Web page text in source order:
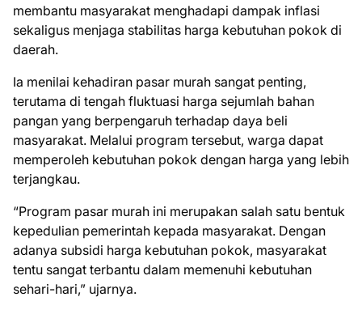
membantu masyarakat menghadapi dampak inflasi
sekaligus menjaga stabilitas harga kebutuhan pokok di
daerah.
Ia menilai kehadiran pasar murah sangat penting,
terutama di tengah fluktuasi harga sejumlah bahan
pangan yang berpengaruh terhadap daya beli
masyarakat. Melalui program tersebut, warga dapat
memperoleh kebutuhan pokok dengan harga yang lebih
terjangkau.
“Program pasar murah ini merupakan salah satu bentuk
kepedulian pemerintah kepada masyarakat. Dengan
adanya subsidi harga kebutuhan pokok, masyarakat
tentu sangat terbantu dalam memenuhi kebutuhan
sehari-hari,” ujarnya.